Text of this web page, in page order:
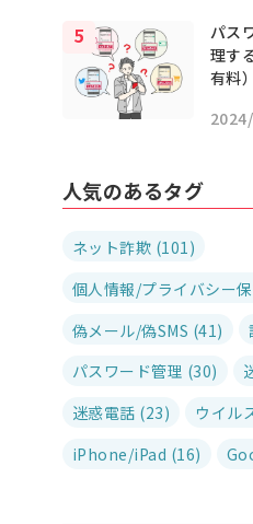
パス
理す
有料
人気のあるタグ
ネット詐欺 (101)
個人情報/プライバシー
偽メール/偽SMS (41)
パスワード管理 (30)
迷惑電話 (23)
ウイル
iPhone/iPad (16)